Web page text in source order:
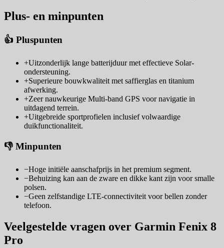
Plus- en minpunten
👍 Pluspunten
+Uitzonderlijk lange batterijduur met effectieve Solar-
ondersteuning.
+Superieure bouwkwaliteit met saffierglas en titanium
afwerking.
+Zeer nauwkeurige Multi-band GPS voor navigatie in
uitdagend terrein.
+Uitgebreide sportprofielen inclusief volwaardige
duikfunctionaliteit.
👎 Minpunten
−Hoge initiële aanschafprijs in het premium segment.
−Behuizing kan aan de zware en dikke kant zijn voor smalle
polsen.
−Geen zelfstandige LTE-connectiviteit voor bellen zonder
telefoon.
Veelgestelde vragen over Garmin Fenix 8
Pro